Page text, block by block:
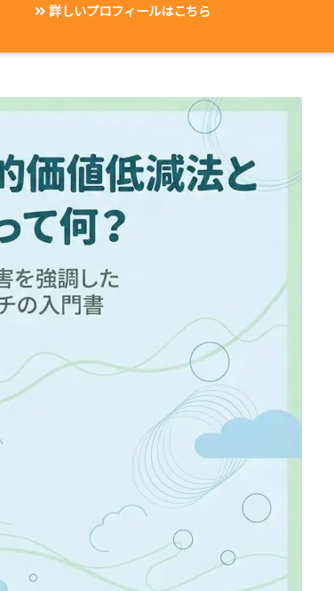
詳しいプロフィールはこちら